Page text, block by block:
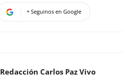
+ Seguinos en Google
Redacción Carlos Paz Vivo